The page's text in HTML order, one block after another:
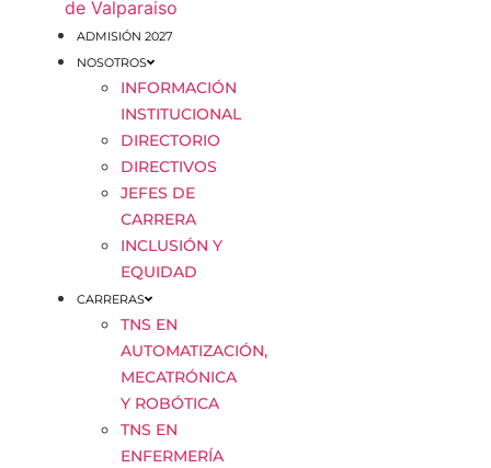
ADMISIÓN 2027
NOSOTROS
INFORMACIÓN
INSTITUCIONAL
DIRECTORIO
DIRECTIVOS
JEFES DE
CARRERA
INCLUSIÓN Y
EQUIDAD
CARRERAS
TNS EN
AUTOMATIZACIÓN,
MECATRÓNICA
Y ROBÓTICA
TNS EN
ENFERMERÍA